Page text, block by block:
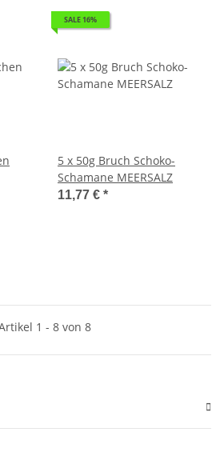
SALE 16%
5 x 50g Bruch Schoko-
Schamane MEERSALZ
11,77 € *
1 - 8 von 8